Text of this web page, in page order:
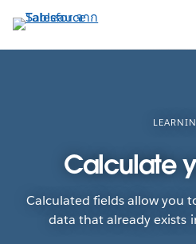
ไป
ที่
Calculate
Calculated fields allow you
data that already exists